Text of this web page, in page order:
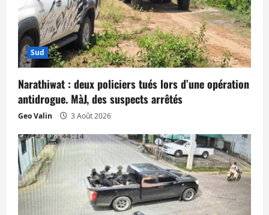
c
l
e Sud
Narathiwat : deux policiers tués lors d’une opération
antidrogue. MàJ, des suspects arrêtés
Geo Valin 3 Août 2026